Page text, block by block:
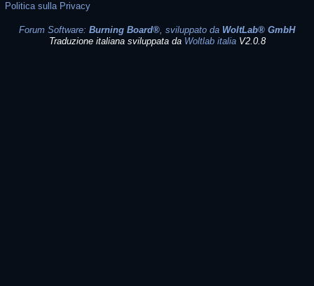
Politica sulla Privacy
Forum Software: Burning Board®, sviluppato da WoltLab® GmbH
Traduzione italiana sviluppata da Woltlab italiaV2.0.8